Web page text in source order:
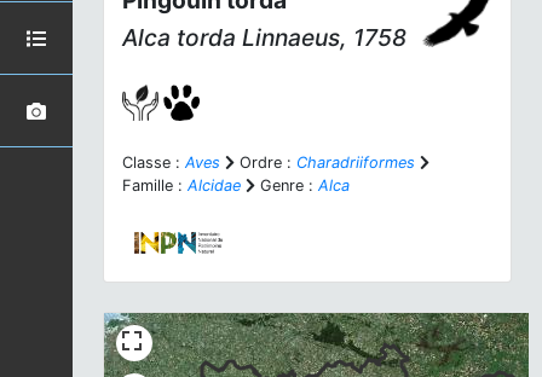
Alca torda Linnaeus, 1758
Classe : Aves Ordre : Charadriiformes
Famille : Alcidae Genre : Alca